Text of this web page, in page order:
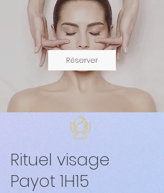
Réserver
Rituel visage
Payot 1H15